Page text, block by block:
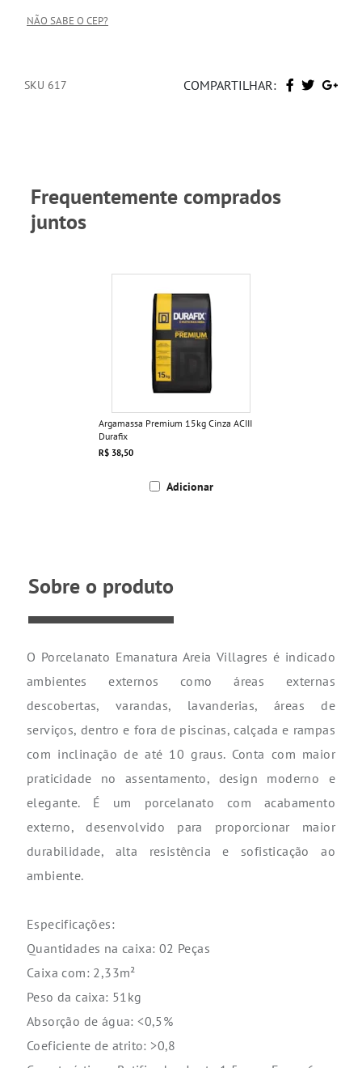
NÃO SABE O CEP?
SKU 617 COMPARTILHAR:
Frequentemente comprados
juntos
Argamassa Premium 15kg Cinza ACIII
Durafix
R$ 38,50
Adicionar
Sobre o produto
O Porcelanato Emanatura Areia Villagres é indicado
ambientes externos como áreas externas
descobertas, varandas, lavanderias, áreas de
serviços, dentro e fora de piscinas, calçada e rampas
com inclinação de até 10 graus. Conta com maior
praticidade no assentamento, design moderno e
elegante.É um porcelanato com acabamento
externo, desenvolvido para proporcionar maior
durabilidade, alta resistência e sofisticação ao
ambiente.
Especificações:
Quantidades na caixa: 02 Peças
Caixa com: 2,33m²
Peso da caixa: 51kg
Absorção de água: <0,5%
Coeficiente de atrito: >0,8